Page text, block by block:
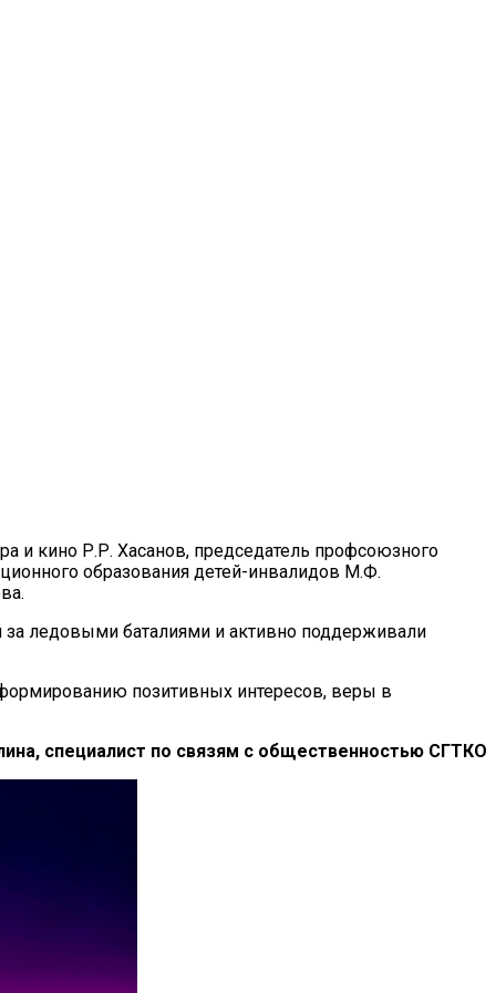
и кино Р.Р. Хасанов, председатель профсоюзного
образования детей-инвалидов М.Ф.
ледовыми баталиями и активно поддерживали
позитивных интересов, веры в
специалист по связям с общественностью СГТКО